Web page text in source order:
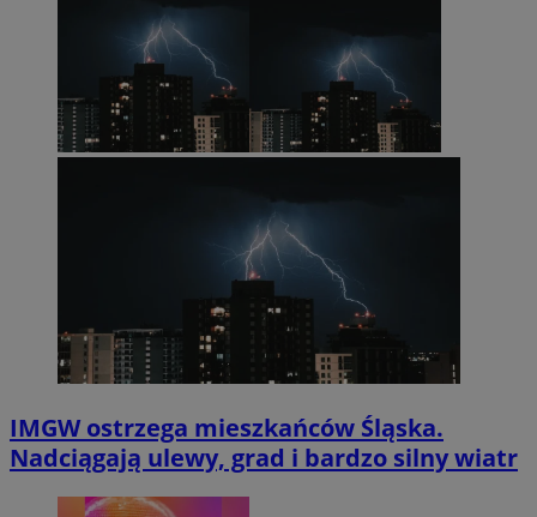
IMGW ostrzega mieszkańców Śląska.
Nadciągają ulewy, grad i bardzo silny wiatr